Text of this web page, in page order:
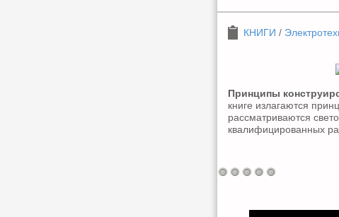
КНИГИ /
Принципы
книге излагаются
рассматриваются
квалифицированных